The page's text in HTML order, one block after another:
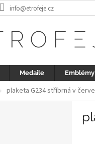
info@etrofeje.cz
Medaile Emblémy
plaketa G234 stříbrná v